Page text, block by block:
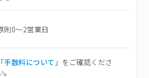
則0〜2営業日
「手数料について 」をご確認くださ
。